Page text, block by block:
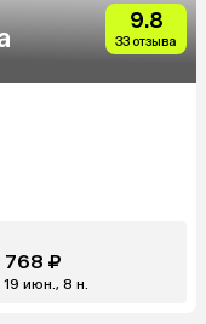
9.8
33 отзыва
768 ₽
19 июн., 8 н.